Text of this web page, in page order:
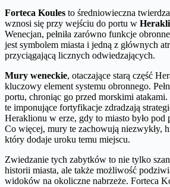
Forteca Koules to średniowieczna
wznosi się przy wejściu do portu w
Wenecjan, pełniła zarówno funkcje
jest symbolem miasta i jedną z głównych
przyciągającą licznych odwiedzających.
Mury weneckie, otaczające starą część
kluczowy element systemu obronnego.
portu, chroniąc go przed morskimi
te imponujące fortyfikacje zdradzają
Heraklionu w erze, gdy to miasto było pod
Co więcej, mury te zachowują niezwykły,
który dodaje uroku temu miejscu.
Zwiedzanie tych zabytków to nie tylko
historii miasta, ale także możliwość
widoków na okoliczne nabrzeże. Forteca